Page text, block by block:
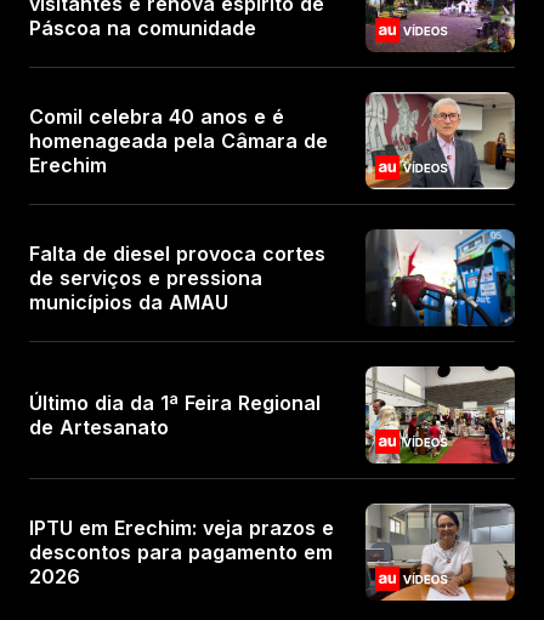
Páscoa na comunidade
Comil celebra 40 anos e é
homenageada pela Câmara de
Erechim
Falta de diesel provoca cortes
de serviços e pressiona
municípios da AMAU
Último dia da 1ª Feira Regional
de Artesanato
IPTU em Erechim: veja prazos e
descontos para pagamento em
2026